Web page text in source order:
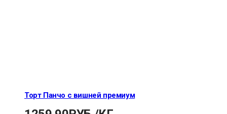
Торт Панчо с вишней премиум